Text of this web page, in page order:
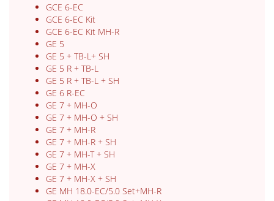
GCE 6-EC
GCE 6-EC Kit
GCE 6-EC Kit MH-R
GE 5
GE 5 + TB-L+ SH
GE 5 R + TB-L
GE 5 R + TB-L + SH
GE 6 R-EC
GE 7 + MH-O
GE 7 + MH-O + SH
GE 7 + MH-R
GE 7 + MH-R + SH
GE 7 + MH-T + SH
GE 7 + MH-X
GE 7 + MH-X + SH
GE MH 18.0-EC/5.0 Set+MH-R